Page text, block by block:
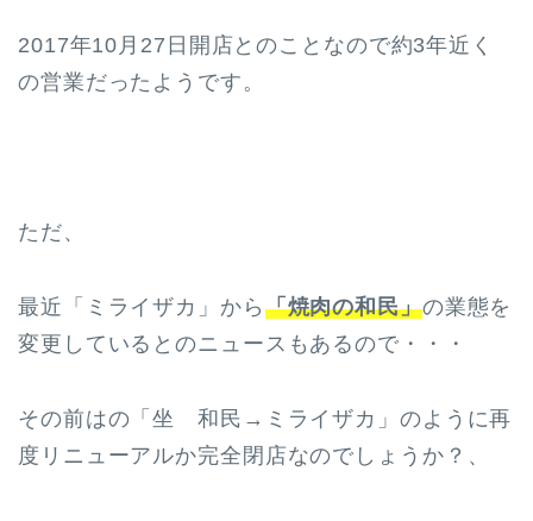
2017年10月27日開店とのことなので約3年近く
の営業だったようです。
ただ、
最近「ミライザカ」から 「焼肉の和民」の業態を
変更しているとのニュースもあるので・・・
その前はの「坐 和民→ミライザカ」のように再
度リニューアルか完全閉店なのでしょうか？、